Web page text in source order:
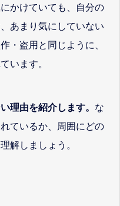
かけていても、自分の
あまり気にしていない
・盗用と同じように、
います。
理由を紹介します。 な
ているか、周囲にどの
解しましょう。